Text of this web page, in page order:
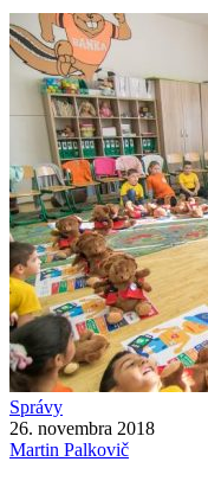
Správy
26. novembra 2018
Martin Palkovič